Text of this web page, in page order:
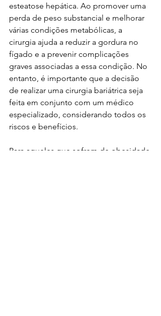
esteatose hepática. Ao promover uma
perda de peso substancial e melhorar
várias condições metabólicas, a
cirurgia ajuda a reduzir a gordura no
fígado e a prevenir complicações
graves associadas a essa condição. No
entanto, é importante que a decisão
de realizar uma cirurgia bariátrica seja
feita em conjunto com um médico
especializado, considerando todos os
riscos e benefícios.
Para aqueles que sofrem de obesidade